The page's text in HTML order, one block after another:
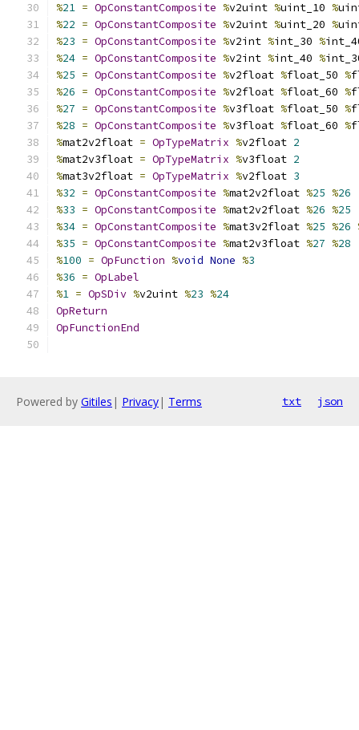
%21 = OpConstantComposite %v2uint %uint_10 %
%22 = OpConstantComposite %v2uint %uint_20 %
%23 = OpConstantComposite %v2int %int_30 %
%24 = OpConstantComposite %v2int %int_40 %
%25 = OpConstantComposite %v2float %float_50 %
%26 = OpConstantComposite %v2float %float_60 %
%27 = OpConstantComposite %v3float %float_50 %
%28 = OpConstantComposite %v3float %float_60 %
%mat2v2float = OpTypeMatrix %v2float 2
%mat2v3float = OpTypeMatrix %v3float 2
%mat3v2float = OpTypeMatrix %v2float 3
%32 = OpConstantComposite %mat2v2float %25 %26
%33 = OpConstantComposite %mat2v2float %26 %25
%34 = OpConstantComposite %mat3v2float %25 %26
%35 = OpConstantComposite %mat2v3float %27 %28
%100 = OpFunction %void None %3
%36 = OpLabel
%1 = OpSDiv %v2uint %23 %24
OpReturn
OpFunctionEnd
Powered by Gitiles | Privacy| Terms txt json